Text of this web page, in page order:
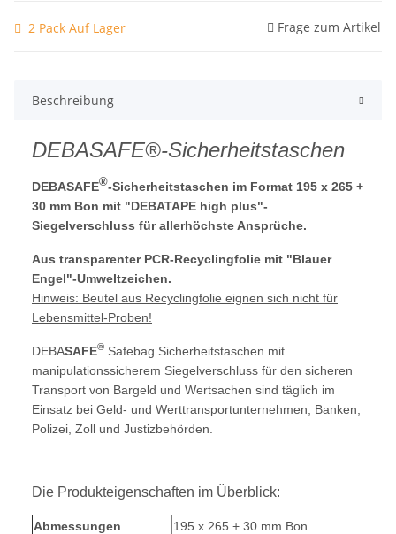
2 Pack Auf Lager Frage zum Artikel
Beschreibung
DEBASAFE®-Sicherheitstaschen
DEBASAFE®-Sicherheitstaschen im Format 195 x 265 +
30 mm Bon mit "DEBATAPE high plus"-
Siegelverschluss für allerhöchste Ansprüche.
Aus transparenter PCR-Recyclingfolie mit "Blauer
Engel"-Umweltzeichen.
Hinweis: Beutel aus Recyclingfolie eignen sich nicht für
Lebensmittel-Proben!
DEBASAFE® Safebag Sicherheitstaschen mit
manipulationssicherem Siegelverschluss für den sicheren
Transport von Bargeld und Wertsachen sind täglich im
Einsatz bei Geld- und Werttransportunternehmen, Banken,
Polizei, Zoll und Justizbehörden.
Die Produkteigenschaften im Überblick:
Abmessungen
195 x 265 + 30 mm Bon